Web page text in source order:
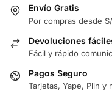
Envío Gratis
Por compras desde
Devoluciones
Fácil y rápido
Pagos Seguro
Tarjetas, Yape, Plin y